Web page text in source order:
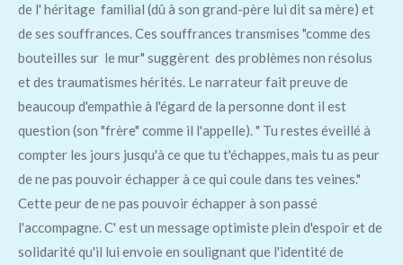
de l' héritage familial (dû à son grand-père lui dit sa mère) et
de ses souffrances. Ces souffrances transmises "comme des
bouteilles sur le mur" suggèrent des problèmes non résolus
et des traumatismes hérités. Le narrateur fait preuve de
beaucoup d'empathie à l'égard de la personne dont il est
question (son "frère" comme il l'appelle). " Tu restes éveillé à
compter les jours jusqu'à ce que tu t'échappes, mais tu as peur
de ne pas pouvoir échapper à ce qui coule dans tes veines."
Cette peur de ne pas pouvoir échapper à son passé
l'accompagne. C' est un message optimiste plein d'espoir et de
solidarité qu'il lui envoie en soulignant que l'identité de